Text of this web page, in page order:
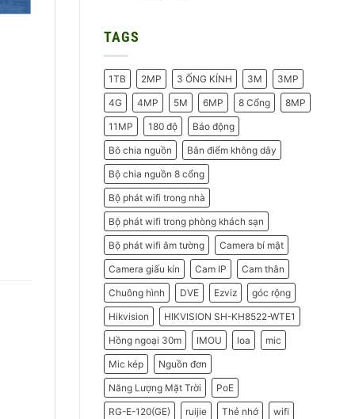
Camera
–
2026
ở
Do
Doanh
Nghiệp
Nên
Chọn
Máy
Chấm
Công
Hikvision
TAGS
1TB 2MP 3 ỐNG KÍNH 3M
3MP
4G
4MP 5M 6MP 8 Cổng
8MP
11MP
180 độ
Báo động
Bô chia nguồn
Bắn điểm không dây
Bộ chia nguồn 8 cổng
Bộ phát wifi trong nhà
Bộ phát wifi trong phòng khách sạn
Bộ phát wifi âm tường
Camera bí mật
Camera giấu kín
Cam IP
Cam thân
Chuông hình
DVE Ezviz
góc rộng
Hikvision
HIKVISION SH-KH8522-WTE1
Hồng ngoại 30m
IMOU loa
mic
Mic kép
Nguồn đơn
Năng Lượng Mặt Trời
PoE
RG-E-120(GE)
ruijie Thẻ nhớ
wifi